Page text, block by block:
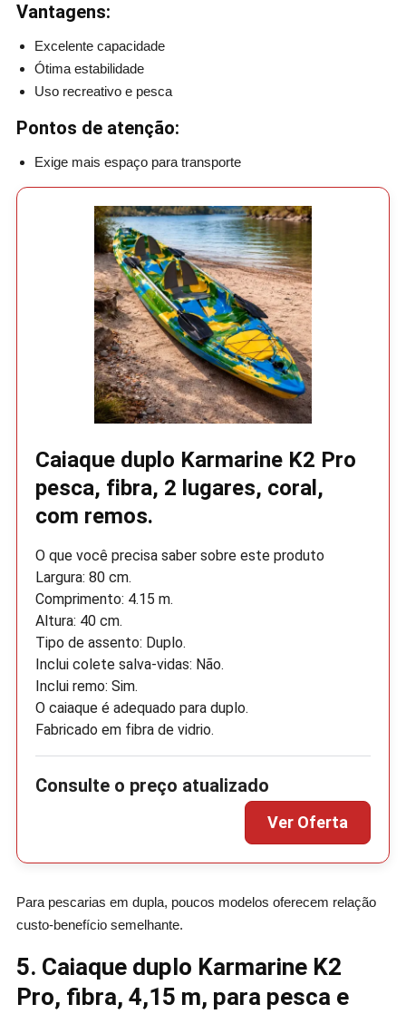
Vantagens:
Excelente capacidade
Ótima estabilidade
Uso recreativo e pesca
Pontos de atenção:
Exige mais espaço para transporte
Caiaque duplo Karmarine K2 Pro
pesca, fibra, 2 lugares, coral,
com remos.
O que você precisa saber sobre este produto
Largura: 80 cm.
Comprimento: 4.15 m.
Altura: 40 cm.
Tipo de assento: Duplo.
Inclui colete salva-vidas: Não.
Inclui remo: Sim.
O caiaque é adequado para duplo.
Fabricado em fibra de vidrio.
Para pescarias em dupla, poucos modelos oferecem relação
custo-benefício semelhante.
5. Caiaque duplo Karmarine K2
Pro, fibra, 4,15 m, para pesca e